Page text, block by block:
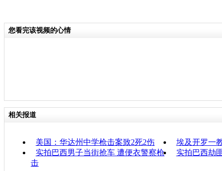
您看完该视频的心情
相关报道
美国：华达州中学枪击案致2死2伤
埃及开罗一
实拍巴西男子当街抢车 遭便衣警察枪
击
实拍巴西劫